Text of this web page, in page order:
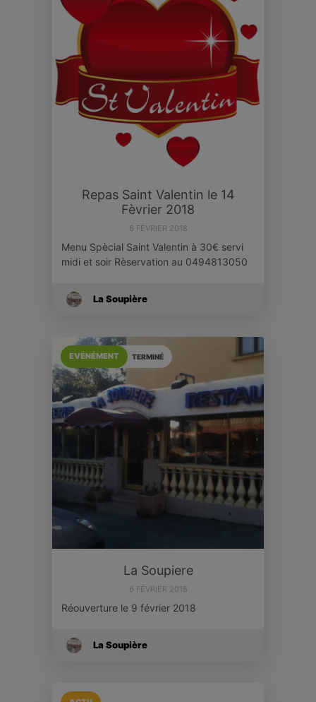
Repas Saint Valentin le 14
Fèvrier 2018
6 FÉVRIER 2018
Menu Spècial Saint Valentin à 30€ servi
midi et soir Rèservation au 0494813050
La Soupière
TERMINÉ
EVÉNÉMENT
La Soupiere
6 FÉVRIER 2018
Réouverture le 9 février 2018
La Soupière